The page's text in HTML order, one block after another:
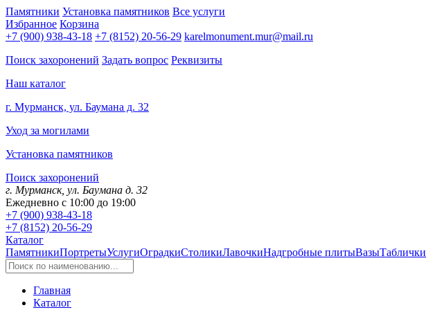
Памятники Установка памятников Все услуги
Избранное Корзина
+7 (900) 938-43-18 +7 (8152) 20-56-29 karelmonument.mur@mail.ru
Поиск захоронений Задать вопрос Реквизиты
Наш каталог
г. Мурманск, ул. Баумана д. 32
Уход за могилами
Установка памятников
Поиск захоронений
г. Мурманск, ул. Баумана д. 32
Ежедневно с 10:00 до 19:00
+7 (900) 938-43-18
+7 (8152) 20-56-29
Каталог
ПамятникиПортретыУслугиОградкиСтоликиЛавочкиНадгробные плитыВазыТаблички
Главная
Каталог